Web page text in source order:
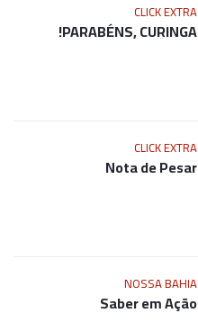
CLICK EXTRA
PARABÉNS, CURINGA!
CLICK EXTRA
Nota de Pesar
NOSSA BAHIA
Saber em Ação